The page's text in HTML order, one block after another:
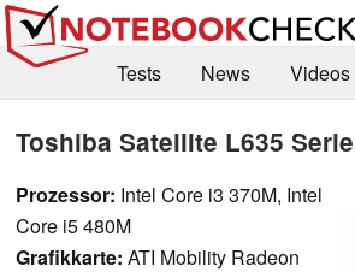
Tests News
Videos
Forum
Toshiba Satellite L635 Serie
Prozessor: Intel Core i3 370M, Intel
Core i5 480M
Grafikkarte: ATI Mobility Radeon